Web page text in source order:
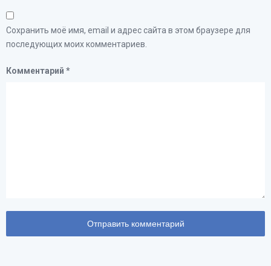
Сохранить моё имя, email и адрес сайта в этом браузере для
последующих моих комментариев.
Комментарий *